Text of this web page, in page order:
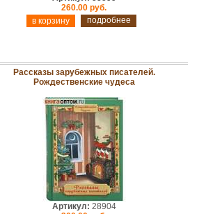
260.00 руб.
подробнее
Рассказы зарубежных писателей.
Рождественские чудеса
Артикул: 28904